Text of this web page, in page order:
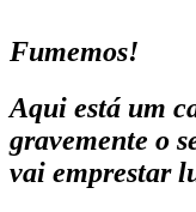
Fumemos!
Aqui está um
grave­mente o
vai emprestar